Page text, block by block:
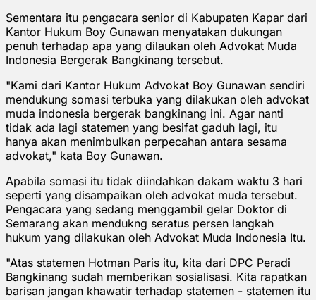
Sementara itu pengacara senior di Kabupaten Kapar dari
Kantor Hukum Boy Gunawan menyatakan dukungan
penuh terhadap apa yang dilaukan oleh Advokat Muda
Indonesia Bergerak Bangkinang tersebut.
"Kami dari Kantor Hukum Advokat Boy Gunawan sendiri
mendukung somasi terbuka yang dilakukan oleh advokat
muda indonesia bergerak bangkinang ini. Agar nanti
tidak ada lagi statemen yang besifat gaduh lagi, itu
hanya akan menimbulkan perpecahan antara sesama
advokat," kata Boy Gunawan.
Apabila somasi itu tidak diindahkan dakam waktu 3 hari
seperti yang disampaikan oleh advokat muda tersebut.
Pengacara yang sedang menggambil gelar Doktor di
Semarang akan mendukng seratus persen langkah
hukum yang dilakukan oleh Advokat Muda Indonesia Itu.
"Atas statemen Hotman Paris itu, kita dari DPC Peradi
Bangkinang sudah memberikan sosialisasi. Kita rapatkan
barisan jangan khawatir terhadap statemen - statemen itu